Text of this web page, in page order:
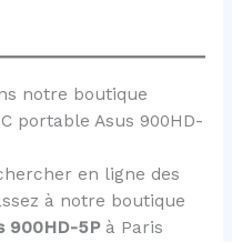
notre boutique
portable Asus 900HD-
en ligne des
à notre boutique
900HD-5Pà Paris